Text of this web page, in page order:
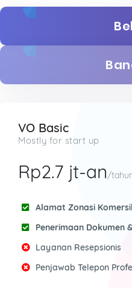
VO Basic
Mostly for start up
Rp2.7 jt-an/
Alamat Zonasi Komersil
Penerimaan Dokumen
Layanan Resepsionis
Penjawab Telepon